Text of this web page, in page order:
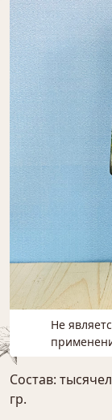
Не
Состав:
гр.